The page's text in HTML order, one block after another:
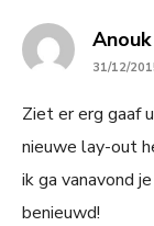
Anouk
31/12/
Ziet er erg gaaf
nieuwe lay-out
ik ga vanavond
benieuwd!